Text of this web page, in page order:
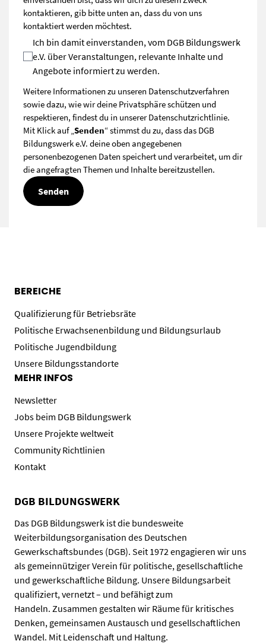
kontaktieren, gib bitte unten an, dass du von uns
kontaktiert werden möchtest.
Ich bin damit einverstanden, vom DGB Bildungswerk
e.V. über Veranstaltungen, relevante Inhalte und
Angebote informiert zu werden.
Weitere Informationen zu unseren Datenschutzverfahren
sowie dazu, wie wir deine Privatsphäre schützen und
respektieren, findest du in unsererDatenschutzrichtlinie.
Mit Klick auf „Senden“ stimmst du zu, dass das DGB
Bildungswerk e.V. deine oben angegebenen
personenbezogenen Daten speichert und verarbeitet, um dir
die angefragten Themen und Inhalte bereitzustellen.
DGB BILDUNGSWERK
Das DGB Bildungswerk ist die bundesweite
Weiterbildungsorganisation des Deutschen
Gewerkschaftsbundes (DGB). Seit 1972 engagieren wir uns
als gemeinnütziger Verein für politische, gesellschaftliche
und gewerkschaftliche Bildung. Unsere Bildungsarbeit
qualifiziert, vernetzt – und befähigt zum
Handeln. Zusammen gestalten wir Räume für kritisches
Denken, gemeinsamen Austausch und gesellschaftlichen
Wandel. Mit Leidenschaft und Haltung.
BEREICHE
Qualifizierung für Betriebsräte
Politische Erwachsenenbildung und Bildungsurlaub
Politische Jugendbildung
Unsere Bildungsstandorte
MEHR INFOS
Newsletter
Jobs beim DGB Bildungswerk
Unsere Projekte weltweit
Community Richtlinien
Kontakt